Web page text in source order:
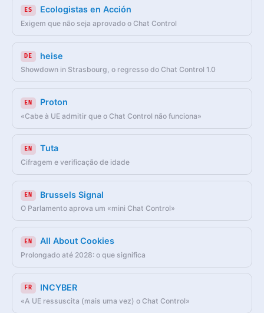
ES Ecologistas en Acción
Exigem que não seja aprovado o Chat Control
DE heise
Showdown in Strasbourg, o regresso do Chat Control 1.0
EN Proton
«Cabe à UE admitir que o Chat Control não funciona»
EN Tuta
Cifragem e verificação de idade
EN Brussels Signal
O Parlamento aprova um «mini Chat Control»
EN All About Cookies
Prolongado até 2028: o que significa
FR INCYBER
«A UE ressuscita (mais uma vez) o Chat Control»